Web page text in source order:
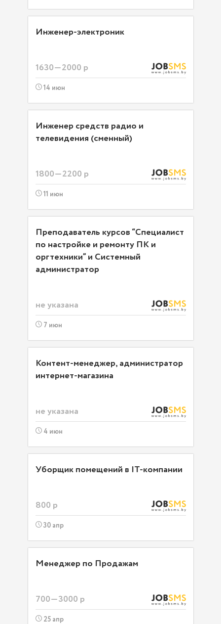
Инженер-электроник
1630—2000 р
14 июн
Инженер средств радио и
телевидения (сменный)
1800—2200 р
11 июн
Преподаватель курсов “Специалист
по настройке и ремонту ПК и
оргтехники” и Системный
администратор
не указана
7 июн
Контент-менеджер, администратор
интернет-магазина
не указана
4 июн
Уборщик помещений в IT-компании
800 р
30 апр
Менеджер по Продажам
700—3000 р
25 апр